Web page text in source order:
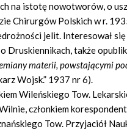
na istotę nowotworów, o
Chirurgów Polskich w r.
jelit. Interesował
Druskiennikach, także
materii, powstającymi
Wojsk.” 1937 nr 6).
Wileńskiego Tow.
członkiem
Tow. Przyjaciół